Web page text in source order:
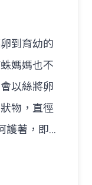
到育幼的
媽媽也不
以絲將卵
物，直徑
護著，即
隨時防患